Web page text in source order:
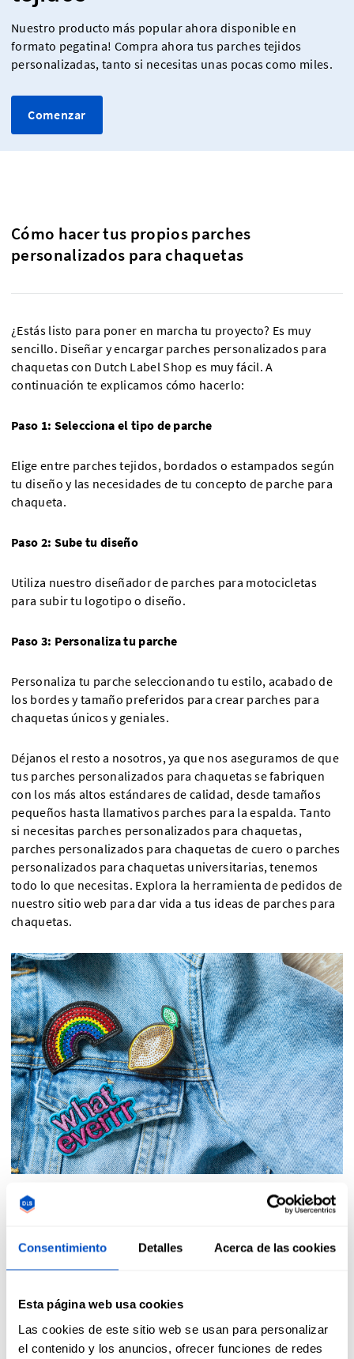
Consentimiento Detalles Acerca de las cookies
Esta página web usa cookies
Las cookies de este sitio web se usan para personalizar
el contenido y los anuncios, ofrecer funciones de redes
Nuestro producto más popular ahora disponible en
formato pegatina! Compra ahora tus parches tejidos
personalizadas, tanto si necesitas unas pocas como miles.
Comenzar
Cómo hacer tus propios parches
personalizados para chaquetas
¿Estás listo para poner en marcha tu proyecto? Es muy
sencillo. Diseñar y encargar parches personalizados para
chaquetas con Dutch Label Shop es muy fácil. A
continuación te explicamos cómo hacerlo:
Paso 1: Selecciona el tipo de parche
Elige entre parches tejidos, bordados o estampados según
tu diseño y las necesidades de tu concepto de parche para
chaqueta.
Paso 2: Sube tu diseño
Utiliza nuestro diseñador de parches para motocicletas
para subir tu logotipo o diseño.
Paso 3: Personaliza tu parche
Personaliza tu parche seleccionando tu estilo, acabado de
los bordes y tamaño preferidos para crear parches para
chaquetas únicos y geniales.
Déjanos el resto a nosotros, ya que nos aseguramos de que
tus parches personalizados para chaquetas se fabriquen
con los más altos estándares de calidad, desde tamaños
pequeños hasta llamativos parches para la espalda. Tanto
si necesitas parches personalizados para chaquetas,
parches personalizados para chaquetas de cuero o parches
personalizados para chaquetas universitarias, tenemos
todo lo que necesitas. Explora la herramienta de pedidos de
nuestro sitio web para dar vida a tus ideas de parches para
chaquetas.
Opiniones de nuestros